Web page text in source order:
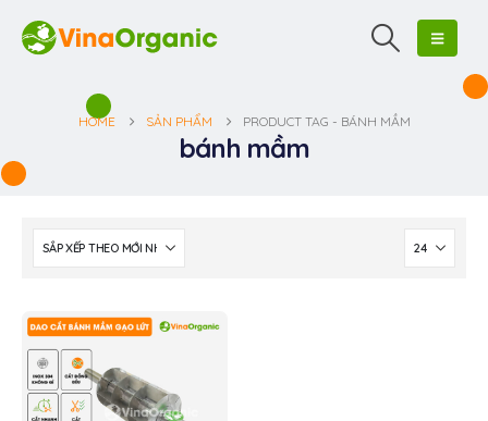
HOME SẢN PHẨM PRODUCT TAG - BÁNH MẦM
bánh mầm